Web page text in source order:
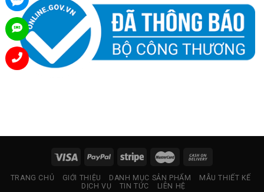
TRANG CHỦ GIỚI THIỆU DANH MỤC SẢN PHẨM
MẪU THIẾT KẾ
DỊCH VỤ
TIN TỨC LIÊN HỆ